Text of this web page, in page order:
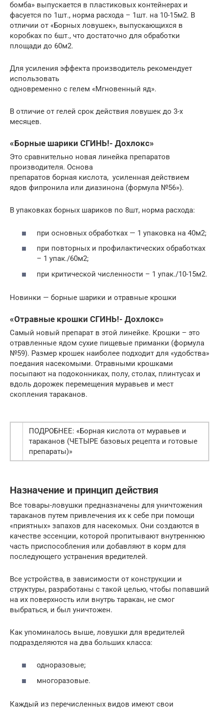
бомба» выпускается в пластиковых контейнерах и
фасуется по 1шт., норма расхода – 1шт. на 10-15м2. В
отличии от «Борных ловушек», выпускающихся в
коробках по 6шт., что достаточно для обработки
площади до 60м2.
Для усиления эффекта производитель рекомендует
использовать
одновременно с гелем «Мгновенный яд».
В отличие от гелей срок действия ловушек до 3-х
месяцев.
«Борные шарики СГИНЬ!- Дохлокс»
Это сравнительно новая линейка препаратов
производителя. Основа
препаратов борная кислота, усиленная действием
ядов фипронила или диазинона (формула №56»).
В упаковках борных шариков по 8шт, норма расхода:
при основных обработках — 1 упаковка на 40м2;
при повторных и профилактических обработках
– 1 упак./60м2;
при критической численности – 1 упак./10-15м2.
Новинки — борные шарики и отравные крошки
«Отравные крошки СГИНЬ!- Дохлокс»
Самый новый препарат в этой линейке. Крошки – это
отравленные ядом сухие пищевые приманки (формула
№59). Размер крошек наиболее подходит для «удобства»
поедания насекомыми. Отравными крошками
посыпают на подоконниках, полу, столах, плинтусах и
вдоль дорожек перемещения муравьев и мест
скопления тараканов.
ПОДРОБНЕЕ: «Борная кислота от муравьев и
тараканов (ЧЕТЫРЕ базовых рецепта и готовые
препараты)»
Назначение и принцип действия
Все товары-ловушки предназначены для уничтожения
тараканов путем привлечения их к себе при помощи
«приятных» запахов для насекомых. Они создаются в
качестве эссенции, которой пропитывают внутреннюю
часть приспособления или добавляют в корм для
последующего устранения вредителей.
Все устройства, в зависимости от конструкции и
структуры, разработаны с такой целью, чтобы попавший
на их поверхность или внутрь таракан, не смог
выбраться, и был уничтожен.
Как упоминалось выше, ловушки для вредителей
подразделяются на два больших класса:
одноразовые;
многоразовые.
Каждый из перечисленных видов имеют свои